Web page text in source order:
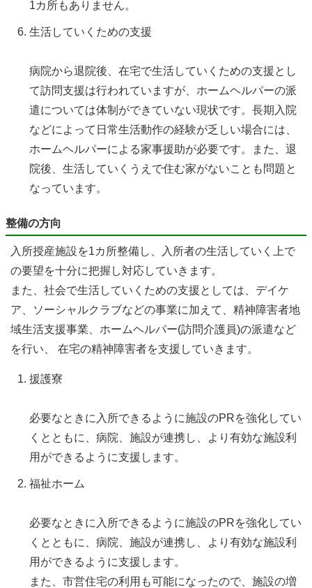
1カ所もありません。
生活していくための支援
病院から退院後、在宅で生活していくための支援とし
て訪問支援は行われていますが、ホームヘルパーの派
遣については体制ができていない現状です。長期入院
などによって日常生活動作の経験が乏しい場合には、
ホームヘルパーによる家事援助が必要です。また、退
院後、生活していくうえで住む家がないことも問題と
なっています。
整備の方向
入所授産施設を1カ所整備し、入所者の生活していく上で
の要望を十分に把握し対応していきます。
また、社会で生活していくための支援としては、デイケ
ア、ソーシャルクラブなどの事業に加えて、精神障害者地
域生活支援事業、ホームヘルパー(訪問介護員)の派遣など
を行い、 在宅の精神障害者を支援していきます。
援護寮
必要なときに入所できるように施設のPRを強化してい
くとともに、病院、施設が連携し、より有効な施設利
用ができるように支援します。
福祉ホーム
必要なときに入所できるように施設のPRを強化してい
くとともに、病院、施設が連携し、より有効な施設利
用ができるように支援します。
また、市営住宅の利用も可能になったので、施設の増